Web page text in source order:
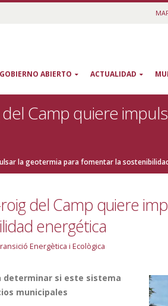
GOBIERNO ABIERTO ACTUALIDAD
Camp quiere
la geotermia para fomentar la
del Camp quiere
energética
Energètica i Ecològica
determinar si este sistema
municipales